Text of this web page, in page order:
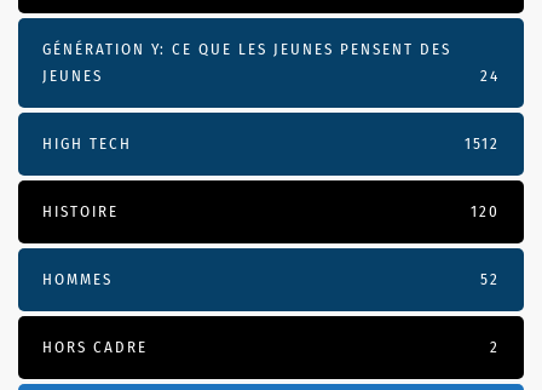
GÉNÉRATION Y: CE QUE LES JEUNES PENSENT DES
JEUNES
24
HIGH TECH 1512
HISTOIRE 120
HOMMES 52
HORS CADRE 2